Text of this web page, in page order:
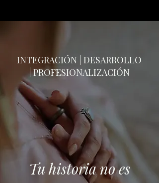
INTEGRACIÓN | DESARROLLO
| PROFESIONALIZACIÓN
Tu historia no es